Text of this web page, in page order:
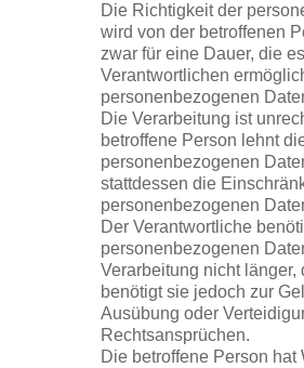
Die Richtigkeit der
wird von der betroffenen
zwar für eine Dauer, die
Verantwortlichen
personenbezogenen
Die Verarbeitung ist
betroffene Person lehnt
personenbezogenen
stattdessen die
personenbezogenen
Der Verantwortliche
personenbezogenen
Verarbeitung nicht länger,
benötigt sie jedoch zur
Ausübung oder
Rechtsansprüchen.
Die betroffene Person hat